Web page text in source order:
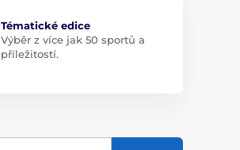
Tématické edice
Výběr z více jak 50 sportů a
příležitostí.